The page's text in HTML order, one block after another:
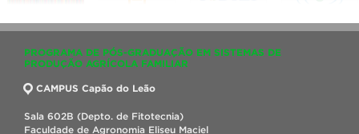
PROGRAMA DE PÓS-GRADUAÇÃO EM SISTEMAS DE
PRODUÇÃO AGRÍCOLA FAMILIAR
CAMPUS Capão do Leão
Sala 602B (Depto. de Fitotecnia)
Faculdade de Agronomia Eliseu Maciel